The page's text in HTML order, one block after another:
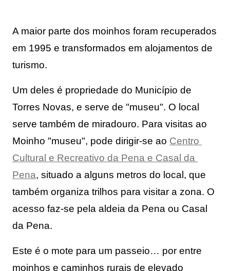
A maior parte dos moinhos foram recuperados
em 1995 e transformados em alojamentos de
turismo.
Um deles é propriedade do Município de
Torres Novas, e serve de "museu". O local
serve também de miradouro. Para visitas ao
Moinho "museu", pode dirigir-se ao Centro
Cultural e Recreativo da Pena e Casal da
Pena, situado a alguns metros do local, que
também organiza trilhos para visitar a zona. O
acesso faz-se pela aldeia da Pena ou Casal
da Pena.
Este é o mote para um passeio… por entre
moinhos e caminhos rurais de elevado